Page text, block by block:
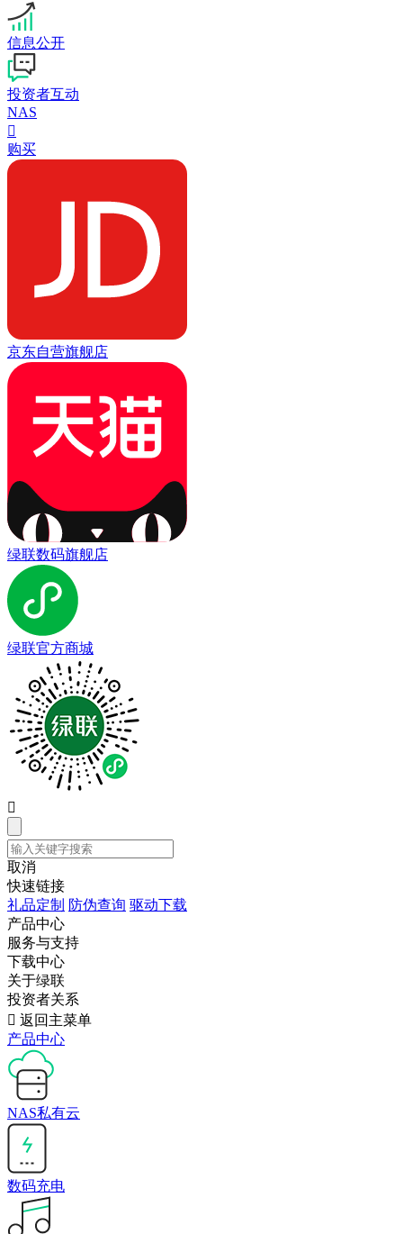
信息公开
投资者互动
NAS

购买
京东自营旗舰店
绿联数码旗舰店
绿联官方商城

取消
快速链接
礼品定制 防伪查询 驱动下载
产品中心
服务与支持
下载中心
关于绿联
投资者关系
 返回主菜单
产品中心
NAS私有云
数码充电